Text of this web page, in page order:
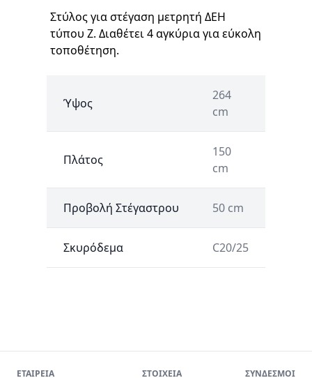
Στύλος για στέγαση μετρητή ΔΕΗ
τύπου Ζ. Διαθέτει 4 αγκύρια για εύκολη
τοποθέτηση.
Ύψος
264
cm
Πλάτος
150
cm
Προβολή Στέγαστρου 50 cm
Σκυρόδεμα C20/25
ΕΤΑΙΡΕΙΑ ΣΤΟΙΧΕΙΑ ΣΥΝΔΕΣΜΟΙ